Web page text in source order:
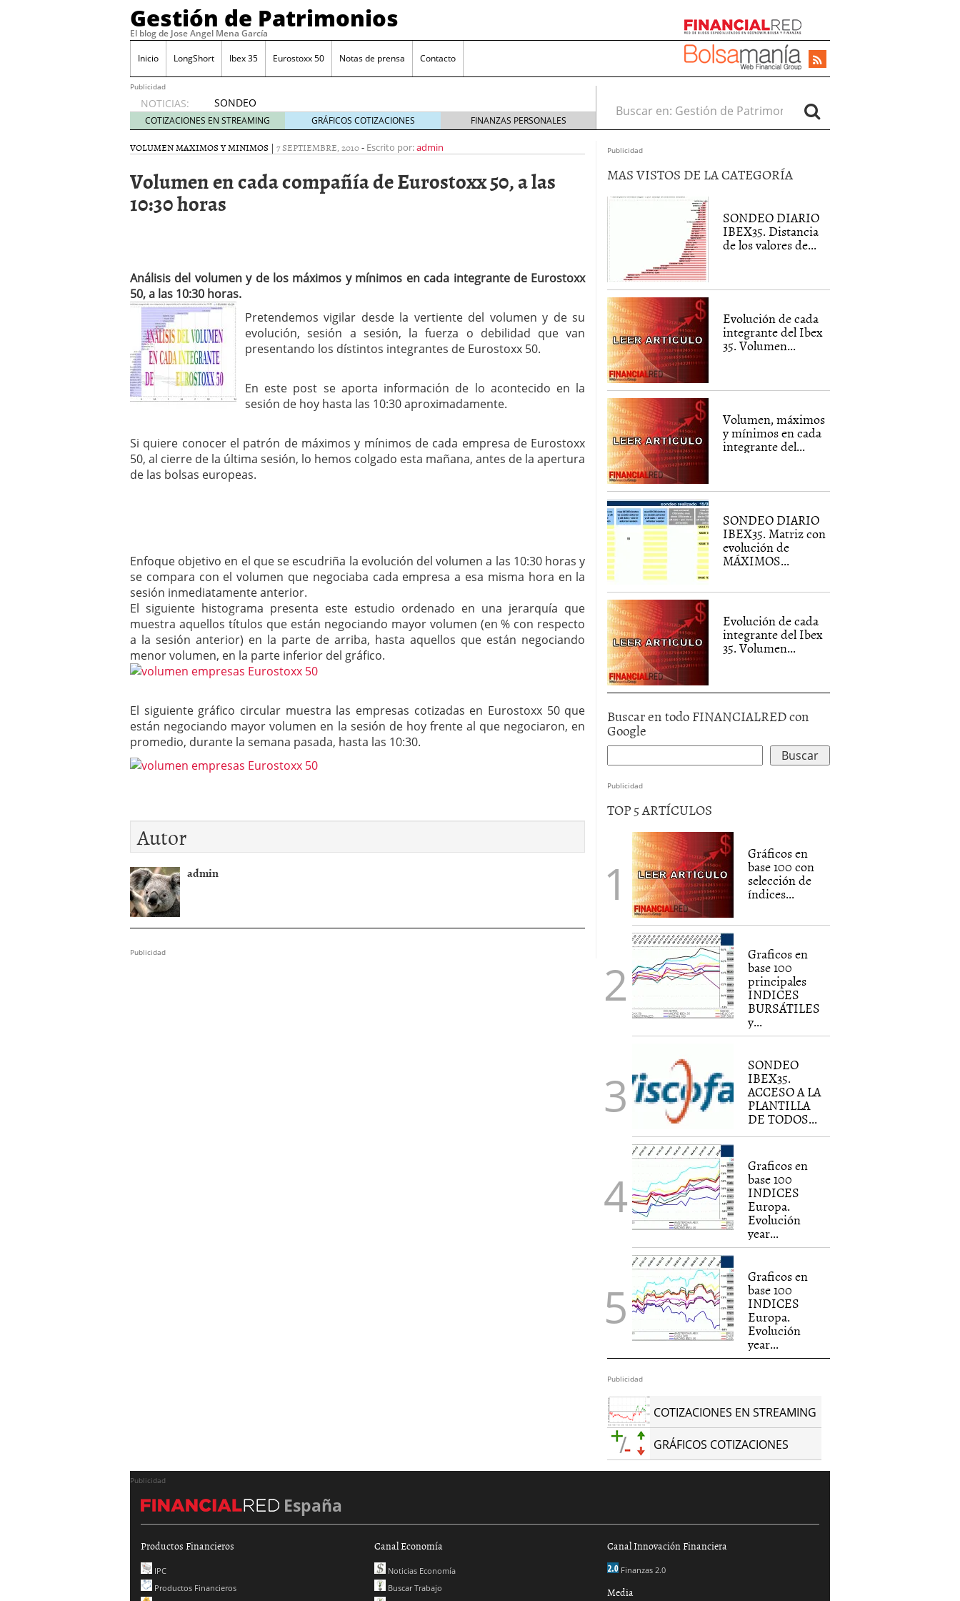
Gestión de Patrimonios
El blog de Jose Angel Mena García
Inicio LongShort Ibex 35 Eurostoxx 50 Notas de prensa Contacto
Publicidad
NOTICIAS:
SONDEO
IBEX35.
ACCESO
A LA
TODOS
LOS
2014
Comprar y vender divisas con eToro
SONDEO DIARIO IBEX35. Distancia de los valores de IBEX35 a m?ximos
anuales. Se constata progresivo alejamiento global de m?ximos anuales
mayo 28, 2013
Catalejo sobre IBEX35. SISM?METROS. Prosiguen a la baja desde el 13/mayo
y a?n tienen recorrido adicional
mayo 24, 2013
CATALEJO SOBRE IBEX35. TERMOMETROS. Aún con recorrido a la baja para
alcanzar la zona de sobreventa y entonces si se podría apostar por un
rebote interesante
COTIZACIONES EN STREAMING GRÁFICOS COTIZACIONES FINANZAS PERSONALES
Buscar en:
VOLUMEN MAXIMOS Y MINIMOS | 7 SEPTIEMBRE, 2010- Escrito por:admin
Volumen en cada compañía de Eurostoxx 50, a las
10:30 horas
Análisis del volumen y de los máximos y mínimos en cada integrante de Eurostoxx
50, a las 10:30 horas.
Pretendemos vigilar desde la vertiente del volumen y de su
evolución, sesión a sesión, la fuerza o debilidad que van
presentando los dístintos integrantes de Eurostoxx 50.
En este post se aporta información de lo acontecido en la
sesión de hoy hasta las 10:30 aproximadamente.
Si quiere conocer el patrón de máximos y mínimos de cada empresa de Eurostoxx
50, al cierre de la última sesión, lo hemos colgado esta mañana, antes de la apertura
de las bolsas europeas.
Enfoque objetivo en el que se escudriña la evolución del volumen a las 10:30 horas y
se compara con el volumen que negociaba cada empresa a esa misma hora en la
sesión inmediatamente anterior.
El siguiente histograma presenta este estudio ordenado en una jerarquía que
muestra aquellos títulos que están negociando mayor volumen (en % con respecto
a la sesión anterior) en la parte de arriba, hasta aquellos que están negociando
menor volumen, en la parte inferior del gráfico.
El siguiente gráfico circular muestra las empresas cotizadas en Eurostoxx 50 que
están negociando mayor volumen en la sesión de hoy frente al que negociaron, en
promedio, durante la semana pasada, hasta las 10:30.
Autor
admin
Publicidad
Publicidad
MAS VISTOS DE LA CATEGORÍA
SONDEO DIARIO
IBEX35. Distancia
de los valores de...
Evolución de cada
integrante del Ibex
35. Volumen...
Volumen, máximos
y mínimos en cada
integrante del...
SONDEO DIARIO
IBEX35. Matriz con
evolución de
MÁXIMOS...
Evolución de cada
integrante del Ibex
35. Volumen...
Buscar en todo FINANCIALRED con
Google
Publicidad
TOP 5 ARTÍCULOS
Gráficos en
base 100 con
selección de
índices...
Graficos en
base 100
principales
INDICES
BURSÁTILES
y...
SONDEO
IBEX35.
ACCESO A LA
PLANTILLA
DE TODOS...
Graficos en
base 100
INDICES
Europa.
Evolución
year...
Graficos en
base 100
INDICES
Europa.
Evolución
year...
Publicidad
COTIZACIONES EN STREAMING
GRÁFICOS COTIZACIONES
Publicidad
España
Productos Financieros
IPC
Productos Financieros
Canal Economía
Noticias Economía
Buscar Trabajo
Canal Innovación Financiera
Finanzas 2.0
Media